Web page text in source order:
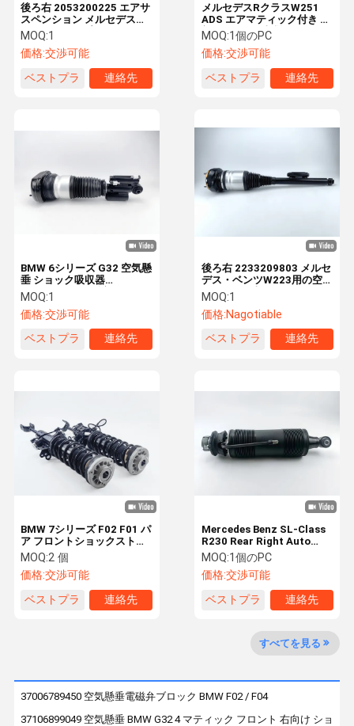
会社案内 品質管理 お問い合わせ ニュース
見積依頼
ベンツの空気懸濁液の部品
Audiの空気懸濁液の部品
メルセデスRクラスW251
ADS エアマティック付き 後
部ショック吸収機
MOQ:1個のPC
価格:交渉可能
ベストプラ
連絡先
後ろ右 2053200225 エアサ
スペンション メルセデス・
ベンツ用のスプリングバッ
グ
MOQ:1
価格:交渉可能
ベストプラ
連絡先
後ろ右 2233209803 メルセ
デス・ベンツW223用の空気
ショック吸収器
MOQ:1
価格:Nagotiable
ベストプラ
連絡先
BMW 6シリーズ G32 空気懸
垂 ショック吸収器
37106866713 後部左
MOQ:1
価格:交渉可能
ベストプラ
連絡先
Mercedes Benz SL-Class
R230 Rear Right Auto
Suspension Hydraulic
ABC Shocks Absorbers
2303204238
MOQ:1個のPC
価格:交渉可能
ベストプラ
連絡先
BMW 7シリーズ F02 F01 パ
ア フロントショックストラ
ットアシス EDC
37116795925
37116796926
MOQ:2 個
価格:交渉可能
ベストプラ
連絡先
すべてを見る
37006789450 空気懸垂電磁弁ブロック BMW F02 / F04
37106899049 空気懸垂 BMW G32 4 マティック フロント 右向け ショッ